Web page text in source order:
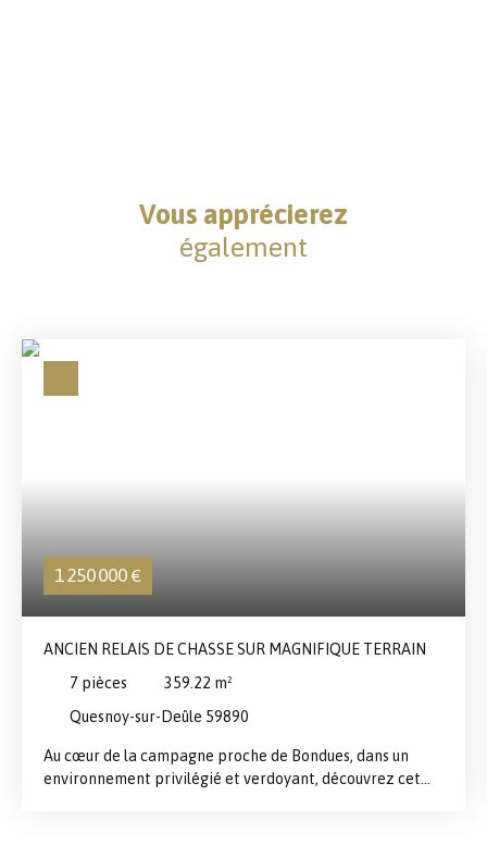
Vous apprécierez
également
1 250 000 €
ANCIEN RELAIS DE CHASSE SUR MAGNIFIQUE TERRAIN
7 pièces 359.22 m²
Quesnoy-sur-Deûle 59890
Au cœur de la campagne proche de Bondues, dans un
environnement privilégié et verdoyant, découvrez cet